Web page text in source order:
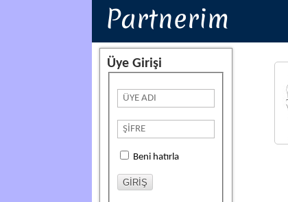
Partnerim
Üye Girişi
Beni hatırla